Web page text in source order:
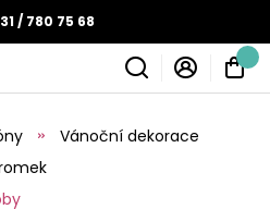
/ 780 75 68
Vánoční dekorace